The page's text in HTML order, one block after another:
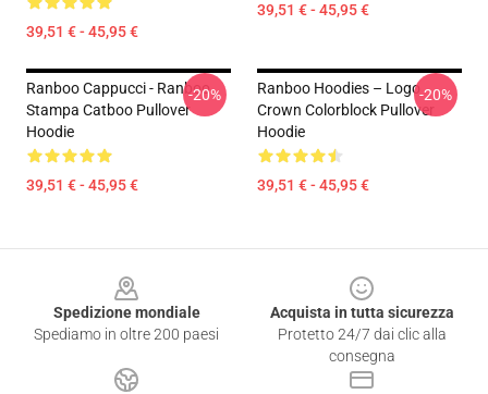
39,51 € - 45,95 €
39,51 € - 45,95 €
Ranboo Cappucci - Ranboo
Stampa Catboo Pullover
Hoodie
39,51 € - 45,95 €
-20%
Ranboo Hoodies – Logo
Crown Colorblock Pullover
Hoodie
39,51 € - 45,95 €
-20%
Spedizione mondiale
Spediamo in oltre 200 paesi
Acquista in tutta sicurezza
Protetto 24/7 dai clic alla
consegna